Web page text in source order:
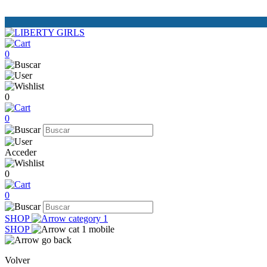
0
0
0
Acceder
0
0
SHOP
SHOP
Volver